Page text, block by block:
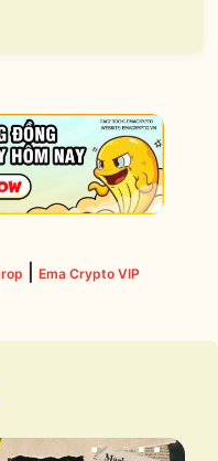
Ema Crypto VIP